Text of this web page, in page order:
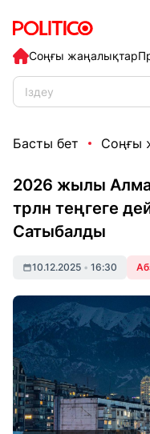
Соңғы жаңалықтар
Басты бет Соңғы
2026 жылы
трлн теңгеге
Сатыбалды
10.12.2025 • 16:30